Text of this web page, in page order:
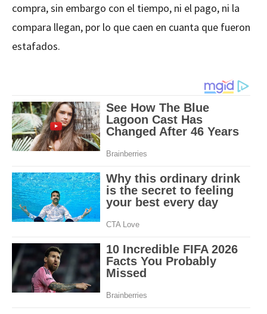
compra, sin embargo con el tiempo, ni el pago, ni la
compara llegan, por lo que caen en cuanta que fueron
estafados.